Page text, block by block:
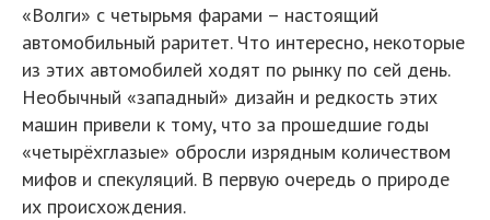
«Волги» с четырьмя фарами – настоящий
автомобильный раритет. Что интересно, некоторые
из этих автомобилей ходят по рынку по сей день.
Необычный «западный» дизайн и редкость этих
машин привели к тому, что за прошедшие годы
«четырёхглазые» обросли изрядным количеством
мифов и спекуляций. В первую очередь о природе
их происхождения.